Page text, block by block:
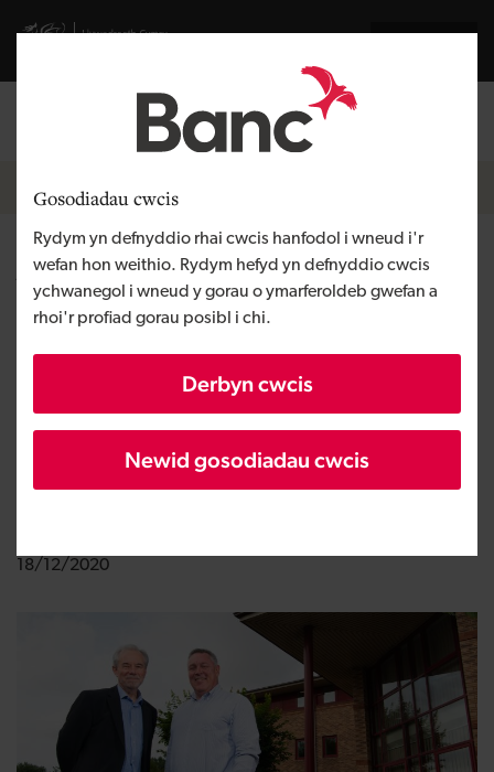
Gosodiadau cwcis
Rydym yn defnyddio rhai cwcis hanfodol i wneud i'r
wefan hon weithio. Rydym hefyd yn defnyddio cwcis
ychwanegol i wneud y gorau o ymarferoldeb gwefan a
rhoi'r profiad gorau posibl i chi.
Derbyn cwcis
Newid gosodiadau cwcis
Visit gov.wales website
Mewngofnodi
Breadcrumb
Newyddion
Aprose yn caffael KWR
Technologies sy'n seiliedig ym
Mhen-y-Bont ar Ogwr
Wedi ei gyhoeddi:
18/12/2020